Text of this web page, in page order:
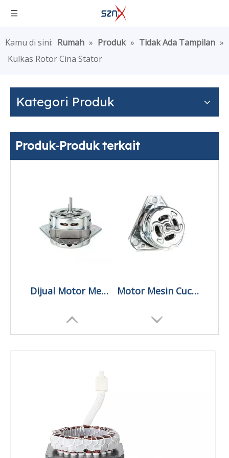
Kamu di sini: Rumah » Produk » Tidak Ada Tampilan »
Kulkas Rotor Cina Stator
Kategori Produk
Produk-Produk terkait
Dijual Motor Mesin Cuci Vintage Otomatis Motor Mesin Cuci Twin Tub Otomatis Di India
Pemasok Motor Mesin Cuci Tanpa Sikat Otomatis